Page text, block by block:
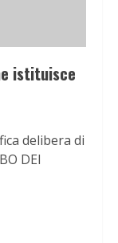
istituisce
delibera di
DEI